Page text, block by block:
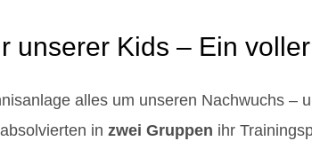
unserer Kids – Ein
alles um unseren Nachwuchs –
inzwei Gruppen ihr